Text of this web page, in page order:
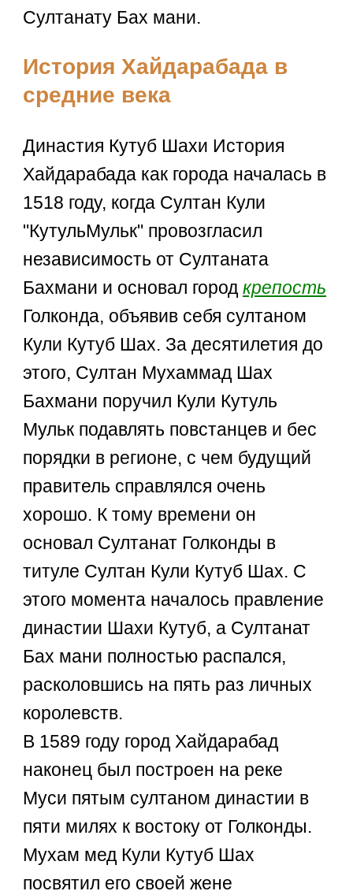
Султанату Бах мани.
История Хайдарабада в
средние века
Династия Кутуб Шахи История
Хайдарабада как города началась в
1518 году, когда Султан Кули
"КутульМульк" провозгласил
независимость от Султаната
Бахмани и основал городкрепость
Голконда, объявив себя султаном
Кули Кутуб Шах. За десятилетия до
этого, Султан Мухаммад Шах
Бахмани поручил Кули Кутуль
Мульк подавлять повстанцев и бес
порядки в регионе, с чем будущий
правитель справлялся очень
хорошо. К тому времени он
основал Султанат Голконды в
титуле Султан Кули Кутуб Шах. С
этого момента началось правление
династии Шахи Кутуб, а Султанат
Бах мани полностью распался,
расколовшись на пять раз личных
королевств.
В 1589 году город Хайдарабад
наконец был построен на реке
Муси пятым султаном династии в
пяти милях к востоку от Голконды.
Мухам мед Кули Кутуб Шах
посвятил его своей жене